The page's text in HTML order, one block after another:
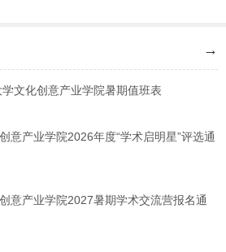
→
文化创意产业学院暑期值班表
意产业学院2026年度“学术启明星”评选通
意产业学院2027暑期学术交流营报名通